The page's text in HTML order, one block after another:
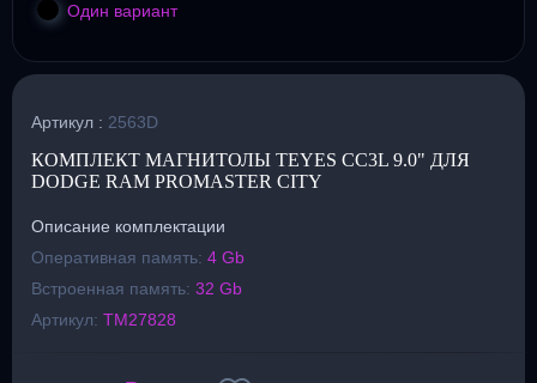
Один вариант
Артикул : 2563D
КОМПЛЕКТ МАГНИТОЛЫ TEYES CC3L 9.0" ДЛЯ
DODGE RAM PROMASTER CITY
Описание комплектации
Оперативная память: 4 Gb
Встроенная память: 32 Gb
Артикул: TM27828